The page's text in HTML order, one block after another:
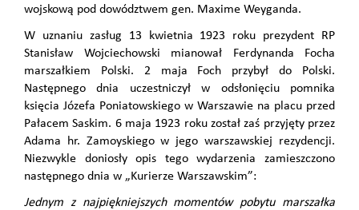
wojskową pod dowództwem gen. Maxime Weyganda.
W uznaniu zasług 13 kwietnia 1923 roku prezydent RP
Stanisław Wojciechowski mianował Ferdynanda Focha
marszałkiem Polski. 2 maja Foch przybył do Polski.
Następnego dnia uczestniczył w odsłonięciu pomnika
księcia Józefa Poniatowskiego w Warszawie na placu przed
Pałacem Saskim. 6 maja 1923 roku został zaś przyjęty przez
Adama hr. Zamoyskiego w jego warszawskiej rezydencji.
Niezwykle doniosły opis tego wydarzenia zamieszczono
następnego dnia w „Kurierze Warszawskim”:
Jednym z najpiękniejszych momentów pobytu marszałka